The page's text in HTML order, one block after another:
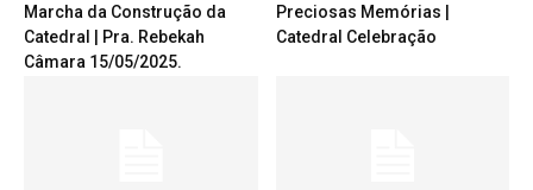
Marcha da Construção da
Catedral | Pra. Rebekah
Câmara 15/05/2025.
Preciosas Memórias |
Catedral Celebração